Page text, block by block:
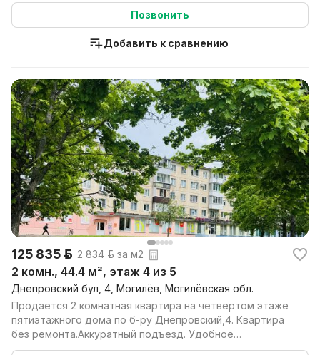
Позвонить
Добавить к сравнению
125 835 р. 2 834 р. за м2
2 комн., 44.4 м², этаж 4 из 5
Днепровский бул, 4, Могилёв, Могилёвская обл.
Продается 2 комнатная квартира на четвертом этаже
пятиэтажного дома по б-ру Днепровский,4. Квартира
без ремонта.Аккуратный подъезд. Удобное
расположен...